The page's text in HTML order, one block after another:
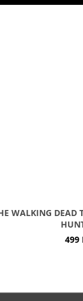
WALKING DEAD
499